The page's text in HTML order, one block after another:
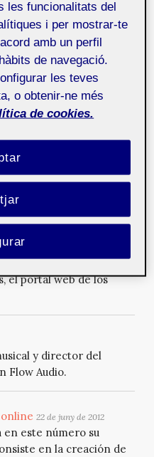
de la
21 d'abril de 2015
la asignatura de
En concreto la iniciación
Audiovisual: caso
Audiovisual” destinada
mul...
y actual
el portal web de los
y director del
Flow Audio.
22 de juny de 2012
en este número su
en la creación de
les funcionalitats del
i per mostrar-te
amb un perfil
de navegació.
les teves
o obtenir-ne més
de cookies.